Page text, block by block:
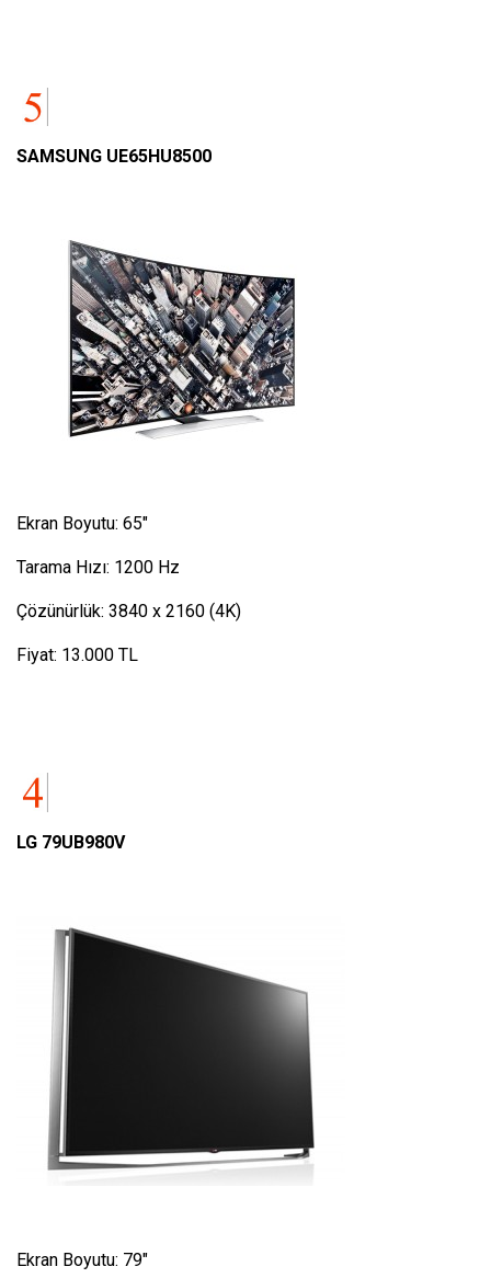
SAMSUNG UE65HU8500
Ekran Boyutu: 65″
Tarama Hızı: 1200 Hz
Çözünürlük: 3840 x 2160 (4K)
Fiyat: 13.000 TL
LG 79UB980V
Ekran Boyutu: 79″